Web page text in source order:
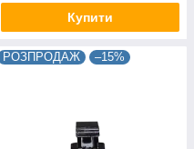
Купити
РОЗПРОДАЖ –15%